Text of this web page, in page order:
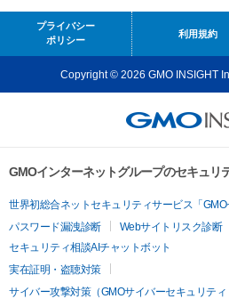
プライバシー
ポリシー
利用規約
Copyright © 2026 GMO INSIGHT
GMOインターネットグループのセキュリ
世界初総合ネットセキュリティサービス「GMO
パスワード漏洩診断
Webサイトリスク診断
セキュリティ相談AIチャットボット
実在証明・盗聴対策
サイバー攻撃対策（GMOサイバーセキュリティ